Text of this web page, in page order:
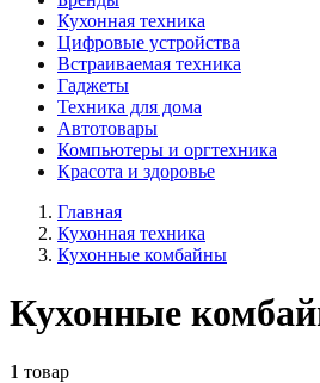
Кухонная техника
Цифровые устройства
Встраиваемая техника
Гаджеты
Техника для дома
Автотовары
Компьютеры и оргтехника
Красота и здоровье
Главная
Кухонная техника
Кухонные комбайны
Кухонные
1 товар